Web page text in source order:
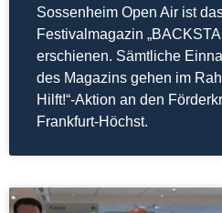
Sossenheim Open Air ist
Festivalmagazin
erschienen. Sämtliche
des Magazins gehen im
Hilft!“-Aktion an den
Frankfurt-Höchst.